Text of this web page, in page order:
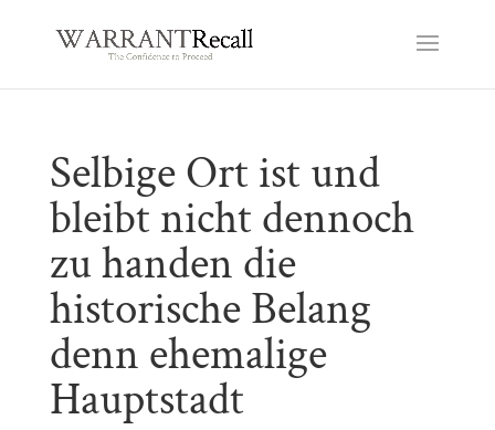
Selbige Ort ist und
bleibt nicht dennoch
zu handen die
historische Belang
denn ehemalige
Hauptstadt